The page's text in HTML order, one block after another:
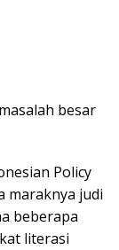
besar
Policy
maraknya judi
beberapa
literasi